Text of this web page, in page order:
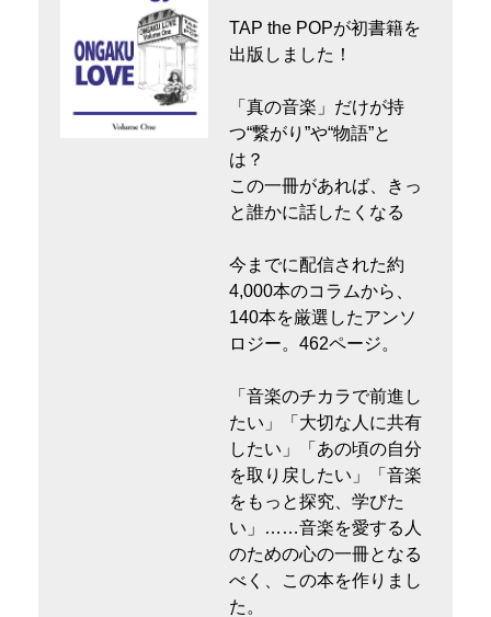
TAP the POPが初書籍を
出版しました！
「真の音楽」だけが持
つ“繋がり”や“物語”と
は？
この一冊があれば、きっ
と誰かに話したくなる
今までに配信された約
4,000本のコラムから、
140本を厳選したアンソ
ロジー。462ページ。
「音楽のチカラで前進し
たい」「大切な人に共有
したい」「あの頃の自分
を取り戻したい」「音楽
をもっと探究、学びた
い」……音楽を愛する人
のための心の一冊となる
べく、この本を作りまし
た。